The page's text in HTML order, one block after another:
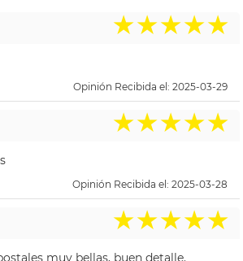
★★★★★
Opinión Recibida el: 2025-03-29
★★★★★
Opinión Recibida el: 2025-03-28
★★★★★
muy bellas, buen detalle.